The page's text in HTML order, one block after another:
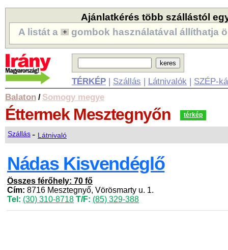
Ajánlatkérés több szállástól
A listát a
gombok használatával állíthatja
TÉRKÉP| Szállás | Látnivalók | SZÉP-
Balaton / Somogy megye
Éttermek Mesztegnyőn térkép
Szállás- Látnivaló
Nádas Kisvendéglő
Összes férőhely: 70 fő
Cím: 8716 Mesztegnyő, Vörösmarty u. 1.
Tel: (30) 310-8718 T/F: (85) 329-388